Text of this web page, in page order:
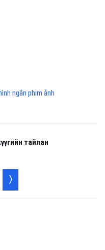
ngắn phim ảnh
тайлан